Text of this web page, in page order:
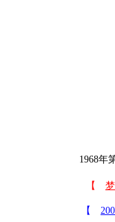
1968年